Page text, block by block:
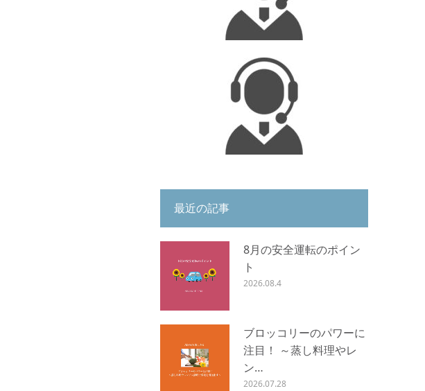
最近の記事
8月の安全運転のポイン
ト
2026.08.4
ブロッコリーのパワーに
注目！ ～蒸し料理やレ
ン…
2026.07.28